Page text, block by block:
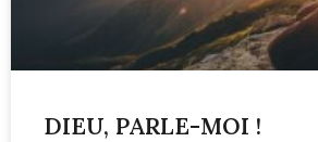
DIEU, PARLE-MOI !